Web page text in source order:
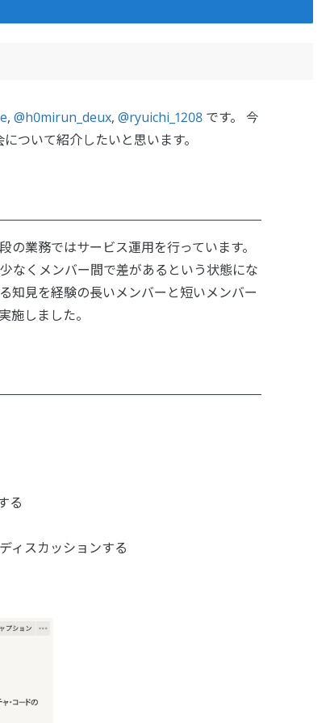
, @h0mirun_deux, @ryuichi_1208 です。 今
について紹介したいと思います。
業務ではサービス運用を行っています。
なくメンバー間で差があるという状態にな
知見を経験の長いメンバーと短いメンバー
施しました。
る
ィスカッションする